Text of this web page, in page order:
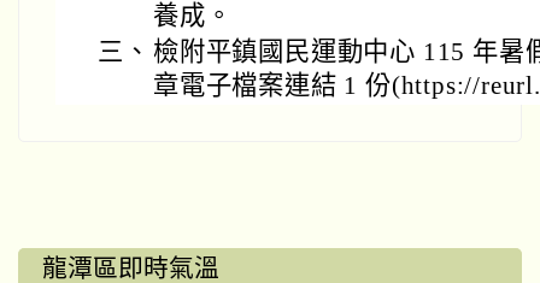
養成。
三、 檢附平鎮國民運動中心 115 年暑
章電子檔案連結 1 份(https://
龍潭區即時氣溫